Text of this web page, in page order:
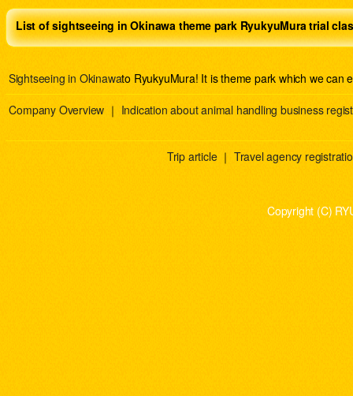
List of sightseeing in Okinawa theme park RyukyuMura trial
Sightseeing in Okinawato RyukyuMura! It is theme park which we can
Company Overview ｜ Indication about animal handling business
Trip article ｜ Travel agency
Copyright (C)